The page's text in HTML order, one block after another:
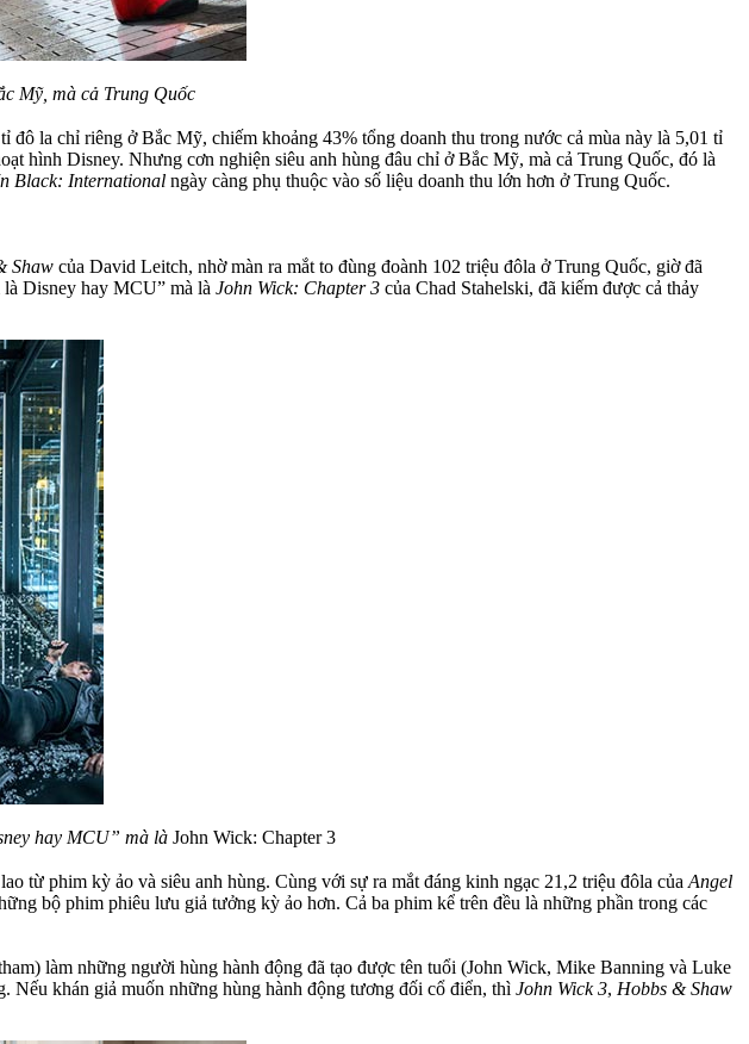
Mỹ, mà cả Trung Quốc
đô la chỉ riêng ở Bắc Mỹ, chiếm khoảng 43% tổng doanh thu trong nước cả mùa này là 5,01 tỉ
hình Disney. Nhưng cơn nghiện siêu anh hùng đâu chỉ ở Bắc Mỹ, mà cả Trung Quốc, đó là
Black: International ngày càng phụ thuộc vào số liệu doanh thu lớn hơn ở Trung Quốc.
Shaw của David Leitch, nhờ màn ra mắt to đùng đoành 102 triệu đôla ở Trung Quốc, giờ đã
Disney hay MCU” mà là John Wick: Chapter 3 của Chad Stahelski, đã kiếm được cả thảy
hay MCU” mà là John Wick: Chapter 3
từ phim kỳ ảo và siêu anh hùng. Cùng với sự ra mắt đáng kinh ngạc 21,2 triệu đôla của Angel
bộ phim phiêu lưu giả tưởng kỳ ảo hơn. Cả ba phim kể trên đều là những phần trong các
làm những người hùng hành động đã tạo được tên tuổi (John Wick, Mike Banning và Luke
Nếu khán giả muốn những hùng hành động tương đối cổ điển, thì John Wick 3, Hobbs & Shaw